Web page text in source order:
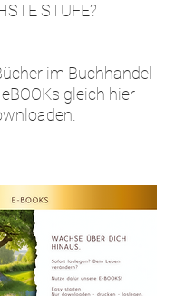
STUFE?
im Buchhandel
gleich hier